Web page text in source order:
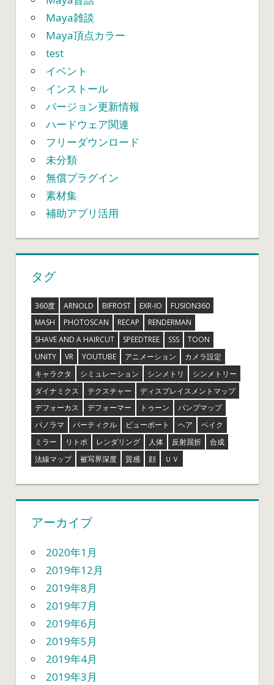
Maya雑談
Maya頂点カラー
test
イベント
インストール
バージョン更新情報
ハードウェア関連
フリーダウンロード
未分類
無償プラグイン
素材集
補助アプリ活用
タグ
360度 ARNOLD BIFROST EXR-IO
FUSION360
MASH
PHOTOSCAN RECAP
RENDERMAN
SHAVE AND A HAIRCUT
SPEEDTREE SSS
TOON
UNITY
VR YOUTUBE アニメーション
カメラ設定
キャラクタ
シミュレーション シンメトリ
シンメトリー
ダイナミクス
テクスチャー
ディスプレイスメントマップ
デフォーカス
デフォーマー トゥーン
バンプマップ
パノラマ
パーティクル ビューポート ヘア
ベイク
ミラー
リトポ レンダリング 人体 反射屈折
合成
法線マップ
被写界深度 質感 顔 ＵＶ
アーカイブ
2020年1月
2019年12月
2019年8月
2019年7月
2019年6月
2019年5月
2019年4月
2019年3月